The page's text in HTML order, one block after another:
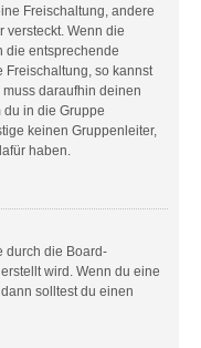
Freischaltung, andere
versteckt. Wenn die
die entsprechende
Freischaltung, so kannst
daraufhin deinen
du in die Gruppe
keinen Gruppenleiter,
haben.
durch die Board-
wird. Wenn du eine
solltest du einen